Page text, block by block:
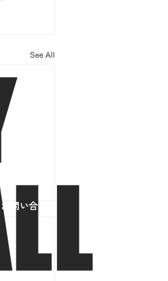
See All
お問い合わせ